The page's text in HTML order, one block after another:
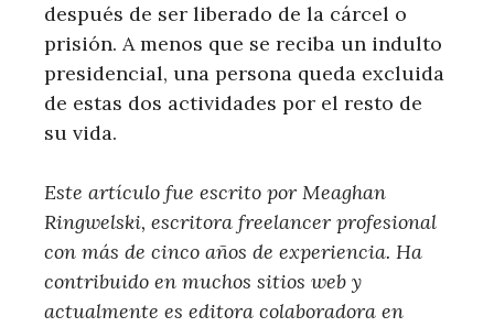
después de ser liberado de la cárcel o
prisión. A menos que se reciba un indulto
presidencial, una persona queda excluida
de estas dos actividades por el resto de
su vida.
Este artículo fue escrito por Meaghan
Ringwelski, escritora freelancer profesional
con más de cinco años de experiencia. Ha
contribuido en muchos sitios web y
actualmente es editora colaboradora en